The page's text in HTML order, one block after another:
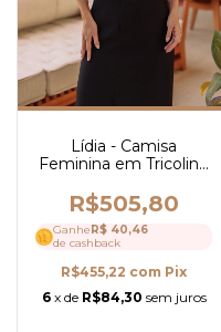
Lídia - Camisa
Feminina em Tricoline
Elegante e Botões
Encapados - Ref 4033
R$505,80
Ganhe R$ 40,46
de cashback
R$455,22 com Pix
6 x de R$84,30 sem juros